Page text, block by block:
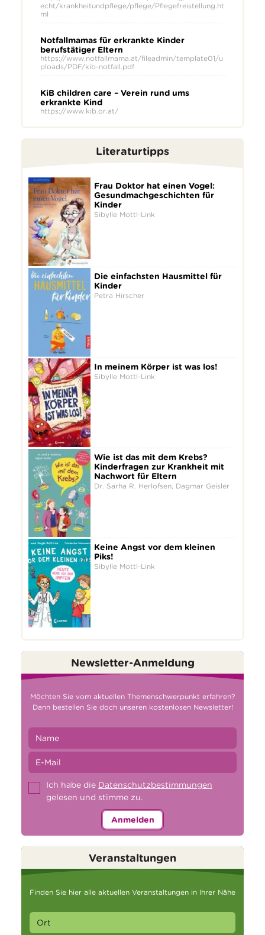
echt/krankheitundpflege/pflege/Pflegefreistellung.ht
ml
Notfallmamas für erkrankte Kinder
berufstätiger Eltern
https://www.notfallmama.at/fileadmin/template01/u
ploads/PDF/kib-notfall.pdf
KiB children care – Verein rund ums
erkrankte Kind
https://www.kib.or.at/
Literaturtipps
Frau Doktor hat einen Vogel:
Gesundmachgeschichten für
Kinder
Sibylle Mottl-Link
Die einfachsten Hausmittel für
Kinder
Petra Hirscher
In meinem Körper ist was los!
Sibylle Mottl-Link
Wie ist das mit dem Krebs?
Kinderfragen zur Krankheit mit
Nachwort für Eltern
Dr. Sarha R. Herlofsen, Dagmar Geisler
Keine Angst vor dem kleinen
Piks!
Sibylle Mottl-Link
Newsletter-Anmeldung
Möchten Sie vom aktuellen Themenschwerpunkt erfahren?
Dann bestellen Sie doch unseren kostenlosen Newsletter!
Ich habe die Datenschutzbestimmungen
gelesen und stimme zu.
Anmelden
Veranstaltungen
Finden Sie hier alle aktuellen Veranstaltungen in Ihrer Nähe